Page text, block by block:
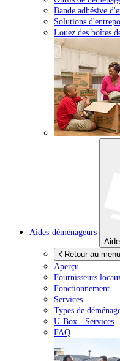
Bande adhésive
Solutions
Louez des boîtes
Aides-déménageurs
Retour au
Aperçu
Fournisseurs
Fonctionnement
Services
Types de
U-Box - Services
FAQ